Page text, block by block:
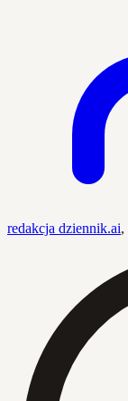
redakcja dziennik.ai,